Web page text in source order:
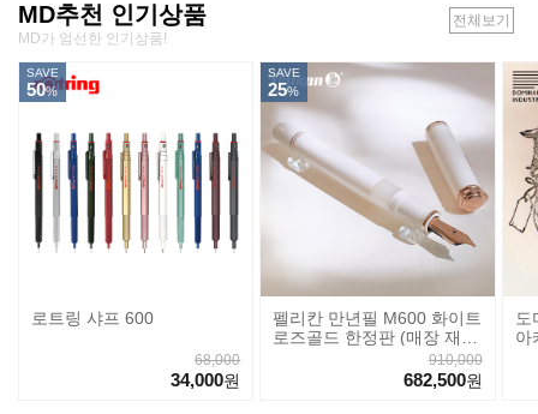
MD추천 인기상품
MD가 엄선한 인기상품!
전체보기
SAVE
50%
로트링 샤프 600
68,000
34,000원
SAVE
25%
펠리칸 만년필 M600 화이트
로즈골드 한정판 (매장 재
910,000
682,500원
도
아